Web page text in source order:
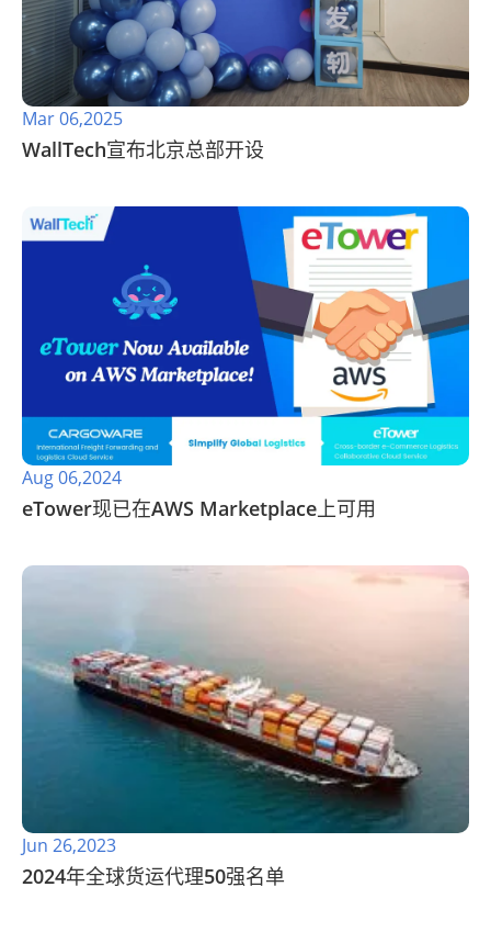
Mar 06,2025
WallTech宣布北京总部开设
Aug 06,2024
eTower现已在AWS Marketplace上可用
Jun 26,2023
2024年全球货运代理50强名单